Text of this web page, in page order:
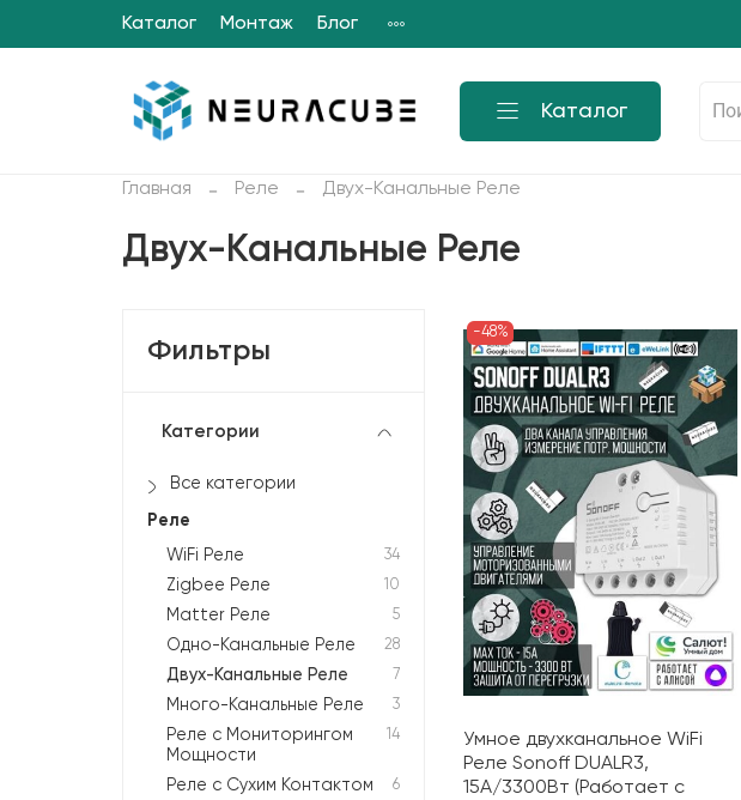
Каталог Монтаж Блог
Каталог
Главная Реле Двух-Канальные Реле
Двух-Канальные Реле
-48%
Умное двухканальное WiFi
Реле Sonoff DUALR3,
15А/3300Вт (Работает с
Фильтры
Категории
Все категории
Реле
WiFi Реле 34
Zigbee Реле 10
Matter Реле 5
Одно-Канальные Реле 28
Двух-Канальные Реле 7
Много-Канальные Реле 3
Реле с Мониторингом
Мощности
14
Реле с Сухим Контактом 6